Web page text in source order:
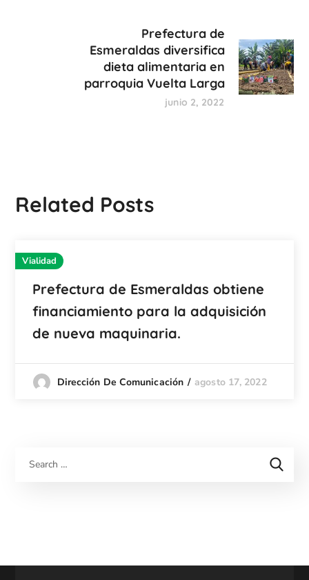
Prefectura de
Esmeraldas diversifica
dieta alimentaria en
parroquia Vuelta Larga
junio 2, 2022
Related Posts
Vialidad
Prefectura de Esmeraldas obtiene
financiamiento para la adquisición
de nueva maquinaria.
Dirección De Comunicación agosto 17, 2022